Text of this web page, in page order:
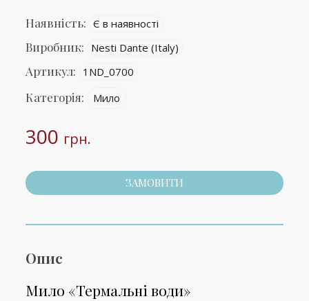
Наявність: Є в наявності
Виробник: Nesti Dante (Italy)
Артикул: 1ND_0700
Категорія: Мило
300 грн.
ЗАМОВИТИ
Опис
Мило «Термальні води»